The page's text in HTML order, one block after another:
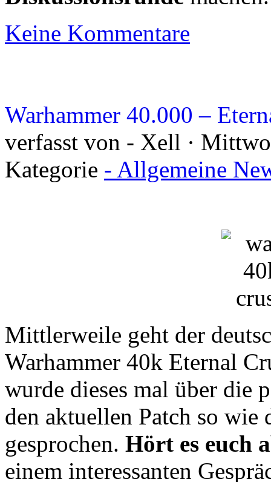
Keine Kommentare
Warhammer 40.000 –
verfasst von - Xell ·
Kategorie - Allgemeine
Mittlerweile geht der
Warhammer 40k Eternal
wurde dieses mal über die
den aktuellen Patch so wie
gesprochen. Hört es euch
einem interessanten